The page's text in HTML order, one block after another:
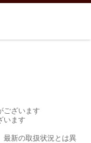
ございます
います
最新の取扱状況とは異